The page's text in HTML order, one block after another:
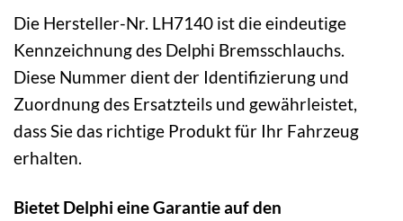
Die Hersteller-Nr. LH7140 ist die eindeutige
Kennzeichnung des Delphi Bremsschlauchs.
Diese Nummer dient der Identifizierung und
Zuordnung des Ersatzteils und gewährleistet,
dass Sie das richtige Produkt für Ihr Fahrzeug
erhalten.
Bietet Delphi eine Garantie auf den